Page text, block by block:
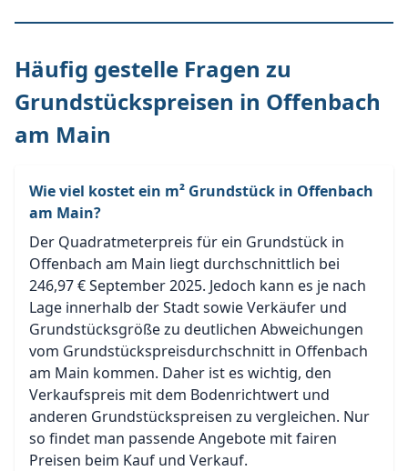
Häufig gestelle Fragen zu
Grundstückspreisen in Offenbach
am Main
Wie viel kostet ein m² Grundstück in Offenbach
am Main?
Der Quadratmeterpreis für ein Grundstück in
Offenbach am Main liegt durchschnittlich bei
246,97 € September 2025. Jedoch kann es je nach
Lage innerhalb der Stadt sowie Verkäufer und
Grundstücksgröße zu deutlichen Abweichungen
vom Grundstückspreisdurchschnitt in Offenbach
am Main kommen. Daher ist es wichtig, den
Verkaufspreis mit dem Bodenrichtwert und
anderen Grundstückspreisen zu vergleichen. Nur
so findet man passende Angebote mit fairen
Preisen beim Kauf und Verkauf.